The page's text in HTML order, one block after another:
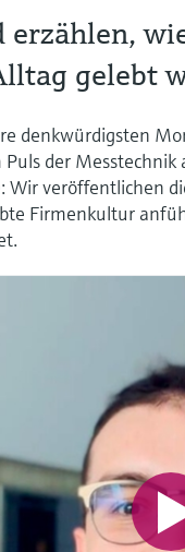
gelebt
denkwürdigsten
der Messtechnik
veröffentlichen
Firmenkultur